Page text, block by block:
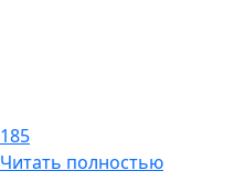
185
Читать полностью